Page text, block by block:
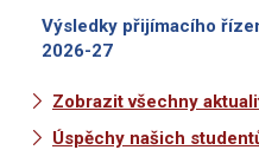
Výsledky přijímacího
2026-27
Zobrazit všechny
Úspěchy našich